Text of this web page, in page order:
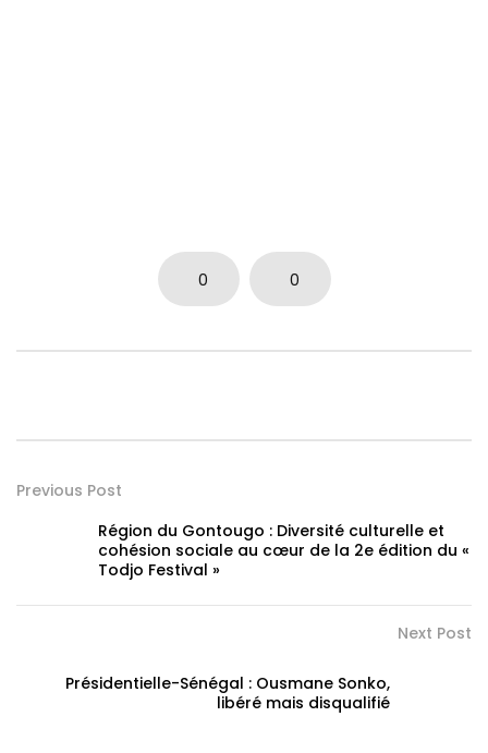
0 0
Previous Post
Région du Gontougo : Diversité culturelle et
cohésion sociale au cœur de la 2e édition du «
Todjo Festival »
Next Post
Présidentielle-Sénégal : Ousmane Sonko,
libéré mais disqualifié